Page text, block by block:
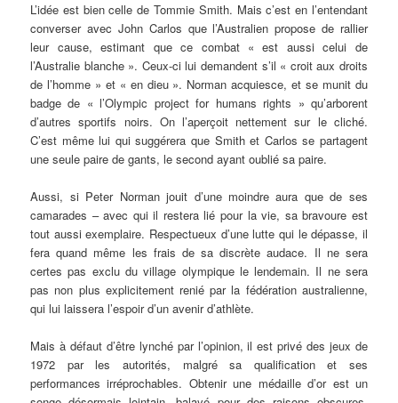
L’idée est bien celle de Tommie Smith. Mais c’est en l’entendant
converser avec John Carlos que l’Australien propose de rallier
leur cause, estimant que ce combat « est aussi celui de
l’Australie blanche ». Ceux-ci lui demandent s’il « croit aux droits
de l’homme » et « en dieu ». Norman acquiesce, et se munit du
badge de « l’Olympic project for humans rights » qu’arborent
d’autres sportifs noirs. On l’aperçoit nettement sur le cliché.
C’est même lui qui suggérera que Smith et Carlos se partagent
une seule paire de gants, le second ayant oublié sa paire.
Aussi, si Peter Norman jouit d’une moindre aura que de ses
camarades – avec qui il restera lié pour la vie, sa bravoure est
tout aussi exemplaire. Respectueux d’une lutte qui le dépasse, il
fera quand même les frais de sa discrète audace. Il ne sera
certes pas exclu du village olympique le lendemain. Il ne sera
pas non plus explicitement renié par la fédération australienne,
qui lui laissera l’espoir d’un avenir d’athlète.
Mais à défaut d’être lynché par l’opinion, il est privé des jeux de
1972 par les autorités, malgré sa qualification et ses
performances irréprochables. Obtenir une médaille d’or est un